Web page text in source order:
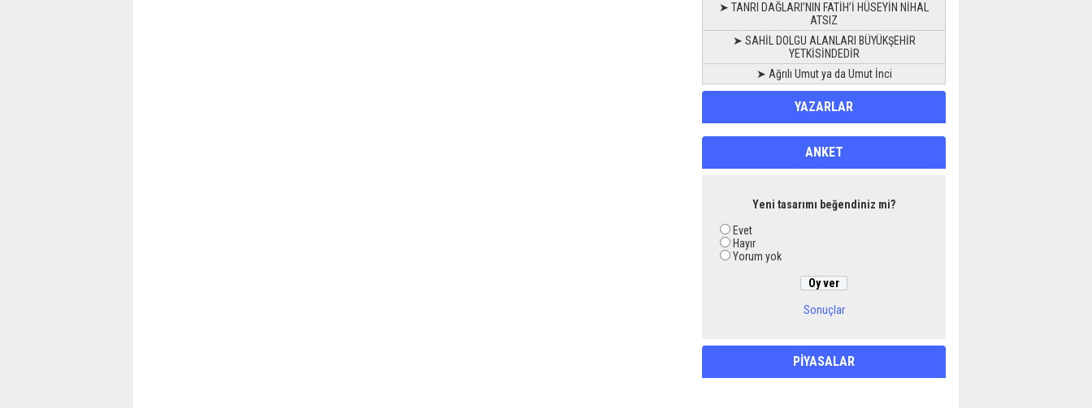
➤ TANRI DAĞLARI’NIN FATİH’İ HÜSEYİN NİHAL
ATSIZ
➤ SAHİL DOLGU ALANLARI BÜYÜKŞEHİR
YETKİSİNDEDİR
➤ Ağrılı Umut ya da Umut İnci
YAZARLAR
ANKET
Yeni tasarımı beğendiniz mi?
Evet
Hayır
Yorum yok
Sonuçlar
PİYASALAR